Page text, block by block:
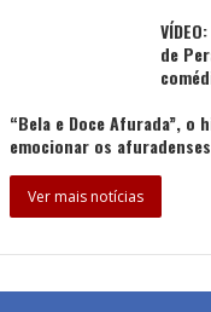
de
“Bela e Doce Afurada”, o
emocionar os afuradenses
Ver mais notícias